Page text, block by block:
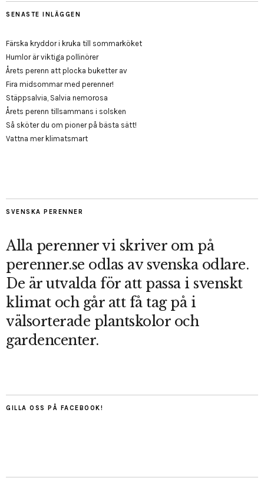
SENASTE INLÄGGEN
Färska kryddor i kruka till sommarköket
Humlor är viktiga pollinörer
Årets perenn att plocka buketter av
Fira midsommar med perenner!
Stäppsalvia, Salvia nemorosa
Årets perenn tillsammans i solsken
Så sköter du om pioner på bästa sätt!
Vattna mer klimatsmart
SVENSKA PERENNER
Alla perenner vi skriver om på
perenner.se odlas av svenska odlare.
De är utvalda för att passa i svenskt
klimat och går att få tag på i
välsorterade plantskolor och
gardencenter.
GILLA OSS PÅ FACEBOOK!